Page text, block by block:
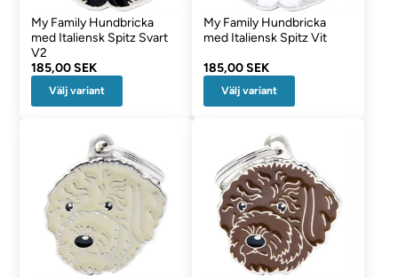
My Family Hundbricka
med Italiensk Spitz Svart
V2
185,00 SEK
Välj variant
My Family Hundbricka
med Italiensk Spitz Vit
185,00 SEK
Välj variant